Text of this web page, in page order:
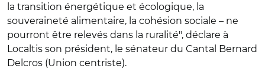
la transition énergétique et écologique, la
souveraineté alimentaire, la cohésion sociale – ne
pourront être relevés dans la ruralité", déclare à
Localtis son président, le sénateur du Cantal Bernard
Delcros (Union centriste).